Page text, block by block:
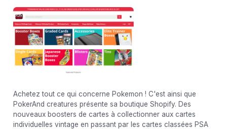
Achetez tout ce qui concerne Pokemon ! C'est ainsi que
PokerAnd creatures présente sa boutique Shopify. Des
nouveaux boosters de cartes à collectionner aux cartes
individuelles vintage en passant par les cartes classées PSA